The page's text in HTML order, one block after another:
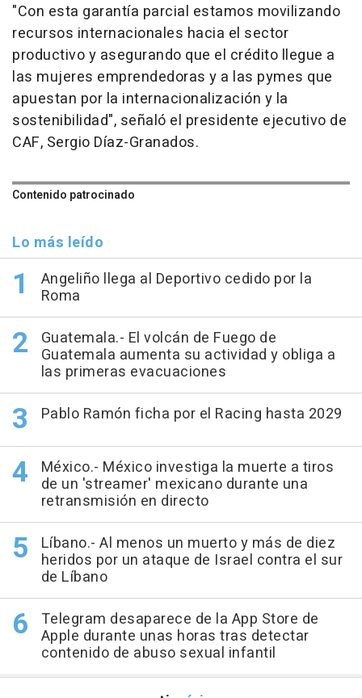
"Con esta garantía parcial estamos movilizando
recursos internacionales hacia el sector
productivo y asegurando que el crédito llegue a
las mujeres emprendedoras y a las pymes que
apuestan por la internacionalización y la
sostenibilidad", señaló el presidente ejecutivo de
CAF, Sergio Díaz-Granados.
Contenido patrocinado
Lo más leído
Angeliño llega al Deportivo cedido por la
Roma
Guatemala.- El volcán de Fuego de
Guatemala aumenta su actividad y obliga a
las primeras evacuaciones
Pablo Ramón ficha por el Racing hasta 2029
México.- México investiga la muerte a tiros
de un 'streamer' mexicano durante una
retransmisión en directo
Líbano.- Al menos un muerto y más de diez
heridos por un ataque de Israel contra el sur
de Líbano
Telegram desaparece de la App Store de
Apple durante unas horas tras detectar
contenido de abuso sexual infantil